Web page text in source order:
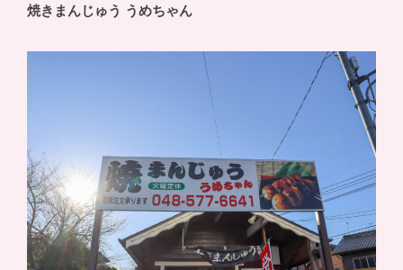
焼きまんじゅう うめちゃん